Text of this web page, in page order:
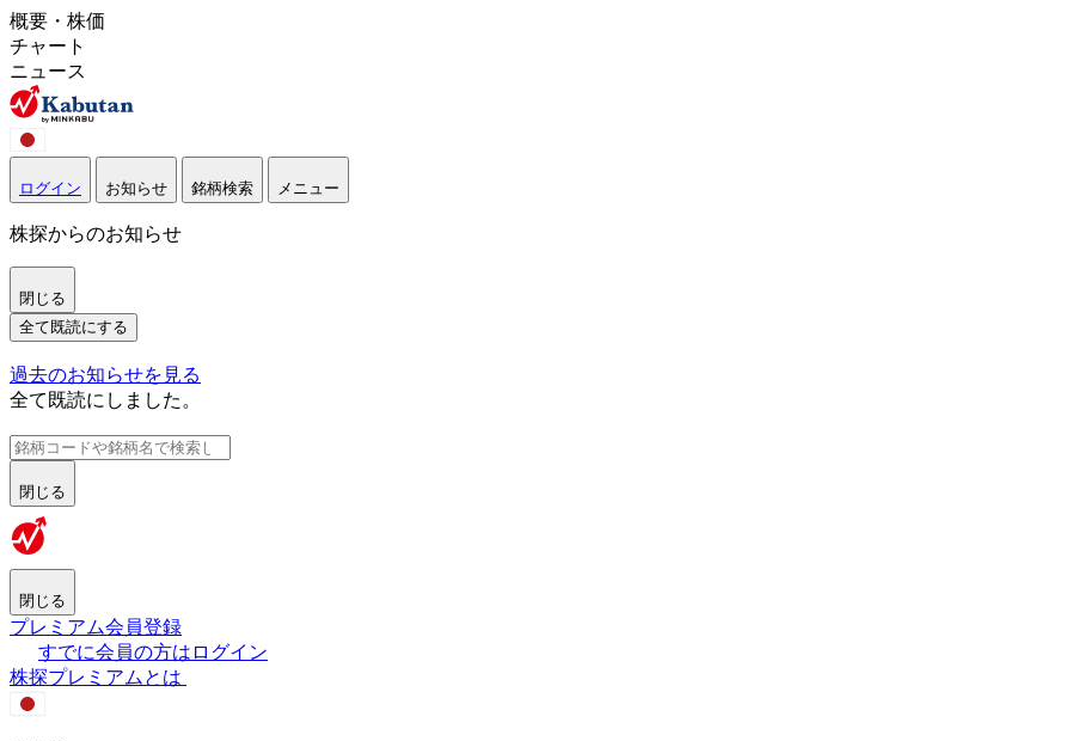
概要・株価
チャート
ニュース
ログイン お知らせ 銘柄検索 メニュー
株探からのお知らせ
閉じる
全て既読にする
過去のお知らせを見る
全て既読にしました。
閉じる
閉じる
プレミアム会員登録
すでに会員の方はログイン
株探プレミアムとは